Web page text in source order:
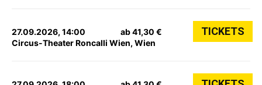
27.09.2026, 14:00
Circus-Theater Roncalli Wien, Wien
ab 41,30 € TICKETS